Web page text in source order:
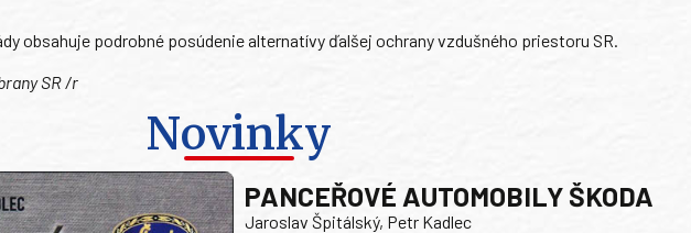
obsahuje podrobné posúdenie alternatívy ďalšej ochrany vzdušného priestoru SR.
SR /r
Novinky
PANCEŘOVÉ AUTOMOBILY ŠKODA
Jaroslav Špitálský, Petr Kadlec